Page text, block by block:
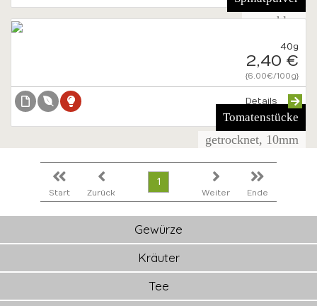
gemahlen
Tomatenstücke
getrocknet, 10mm
40g
2,40 €
{6.00€/100g}
Details
Start Zurück
1
Weiter Ende
Gewürze
Kräuter
Tee